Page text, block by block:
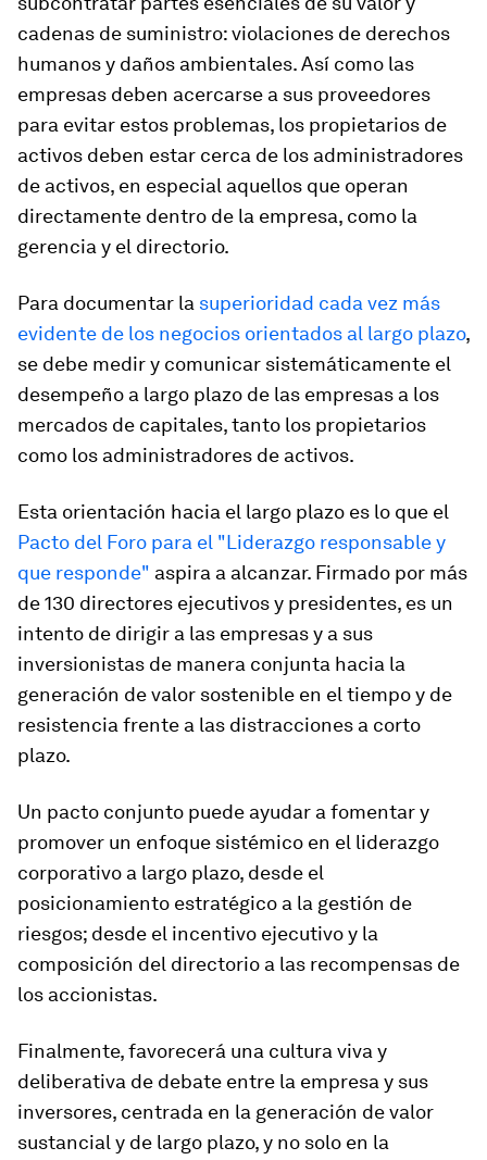
cadenas de suministro: violaciones de derechos
humanos y daños ambientales. Así como las
empresas deben acercarse a sus proveedores
para evitar estos problemas, los propietarios de
activos deben estar cerca de los administradores
de activos, en especial aquellos que operan
directamente dentro de la empresa, como la
gerencia y el directorio.
Para documentar la superioridad cada vez más
evidente de los negocios orientados al largo plazo,
se debe medir y comunicar sistemáticamente el
desempeño a largo plazo de las empresas a los
mercados de capitales, tanto los propietarios
como los administradores de activos.
Esta orientación hacia el largo plazo es lo que el
Pacto del Foro para el "Liderazgo responsable y
que responde" aspira a alcanzar. Firmado por más
de 130 directores ejecutivos y presidentes, es un
intento de dirigir a las empresas y a sus
inversionistas de manera conjunta hacia la
generación de valor sostenible en el tiempo y de
resistencia frente a las distracciones a corto
plazo.
Un pacto conjunto puede ayudar a fomentar y
promover un enfoque sistémico en el liderazgo
corporativo a largo plazo, desde el
posicionamiento estratégico a la gestión de
riesgos; desde el incentivo ejecutivo y la
composición del directorio a las recompensas de
los accionistas.
Finalmente, favorecerá una cultura viva y
deliberativa de debate entre la empresa y sus
inversores, centrada en la generación de valor
sustancial y de largo plazo, y no solo en la